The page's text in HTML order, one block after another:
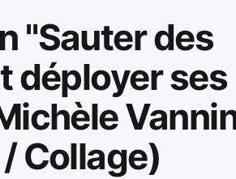
"Sauter des
déployer ses
Collage)